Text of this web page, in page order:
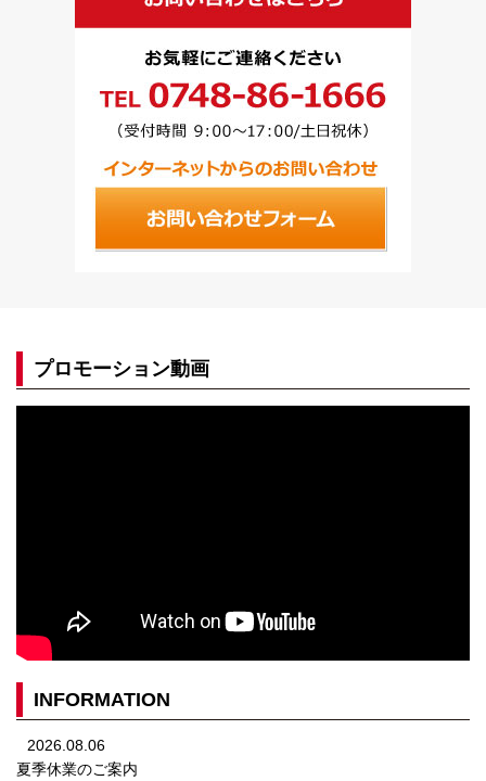
INFORMATION
2026.08.06
夏季休業のご案内
プロモーション動画